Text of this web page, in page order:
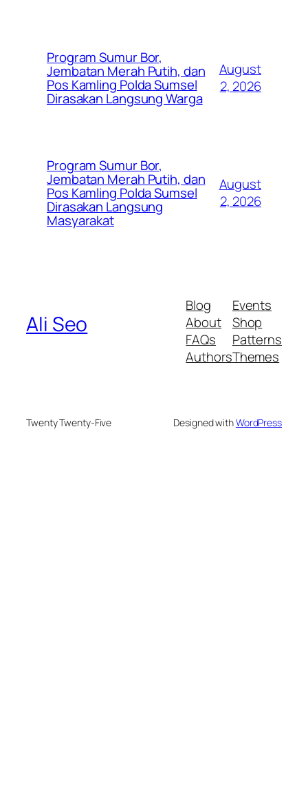
Program Sumur Bor,
Jembatan Merah Putih, dan
Pos Kamling Polda Sumsel
Dirasakan Langsung Warga
August
2, 2026
Program Sumur Bor,
Jembatan Merah Putih, dan
Pos Kamling Polda Sumsel
Dirasakan Langsung
Masyarakat
August
2, 2026
Ali Seo
Blog
About
FAQs
Authors
Events
Shop
Patterns
Themes
Twenty Twenty-Five Designed withWordPress